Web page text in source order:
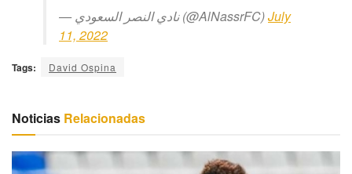
— نادي النصر السعودي (@AlNassrFC)July
11, 2022
Tags: David Ospina
Noticias Relacionadas